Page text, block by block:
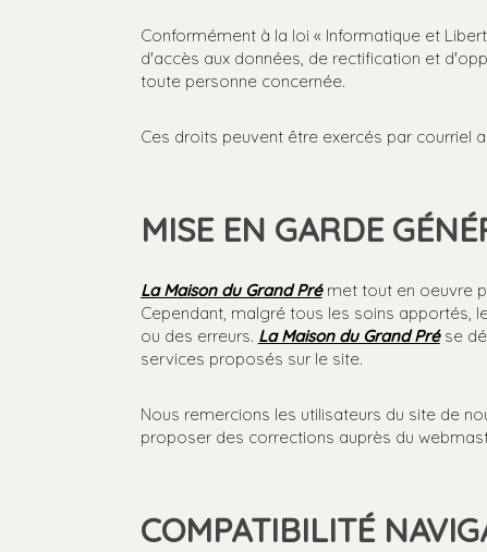
Conformément à la loi « Informatique et
d'accès aux données, de rectification et
toute personne concernée.
Ces droits peuvent être exercés par courriel
MISE EN GARDE
La Maison du Grand Prémet tout en oeuvre
Cependant, malgré tous les soins apportés,
ou des erreurs. La Maison du Grand Prése
services proposés sur le site.
Nous remercions les utilisateurs du site de
proposer des corrections auprès du
COMPATIBILITÉ